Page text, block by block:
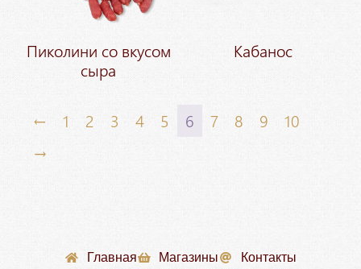
Пиколини со вкусом
сыра
Кабанос
← 1 2 3 4 5 6 7 8 9
10
→
Главная Магазины
Контакты